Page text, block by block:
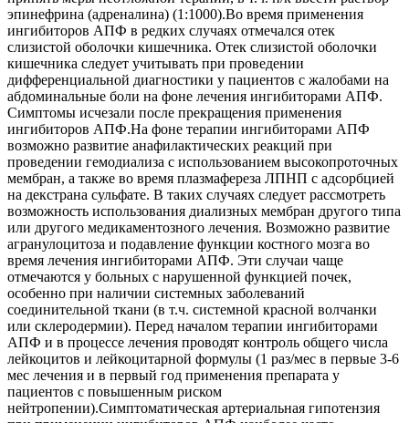
эпинефрина (адреналина) (1:1000).Во время применения
ингибиторов АПФ в редких случаях отмечался отек
слизистой оболочки кишечника. Отек слизистой оболочки
кишечника следует учитывать при проведении
дифференциальной диагностики у пациентов с жалобами на
абдоминальные боли на фоне лечения ингибиторами АПФ.
Симптомы исчезали после прекращения применения
ингибиторов АПФ.На фоне терапии ингибиторами АПФ
возможно развитие анафилактических реакций при
проведении гемодиализа с использованием высокопроточных
мембран, а также во время плазмафереза ЛПНП с адсорбцией
на декстрана сульфате. В таких случаях следует рассмотреть
возможность использования диализных мембран другого типа
или другого медикаментозного лечения. Возможно развитие
агранулоцитоза и подавление функции костного мозга во
время лечения ингибиторами АПФ. Эти случаи чаще
отмечаются у больных с нарушенной функцией почек,
особенно при наличии системных заболеваний
соединительной ткани (в т.ч. системной красной волчанки
или склеродермии). Перед началом терапии ингибиторами
АПФ и в процессе лечения проводят контроль общего числа
лейкоцитов и лейкоцитарной формулы (1 раз/мес в первые 3-6
мес лечения и в первый год применения препарата у
пациентов с повышенным риском
нейтропении).Симптоматическая артериальная гипотензия